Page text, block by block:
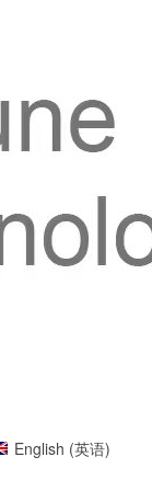
English (英语)